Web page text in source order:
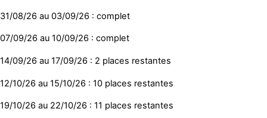
31/08/26 au 03/09/26 : complet
07/09/26 au 10/09/26 : complet
14/09/26 au 17/09/26 : 2 places restantes
12/10/26 au 15/10/26 : 10 places restantes
19/10/26 au 22/10/26 : 11 places restantes